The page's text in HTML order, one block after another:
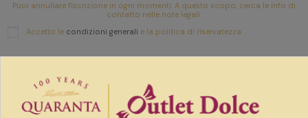
Puoi annullare l'iscrizione in ogni momenti. A questo scopo, cerca le info di
contatto nelle note legali.
Accetto le condizioni generali e la politica di riservatezza
Link utili